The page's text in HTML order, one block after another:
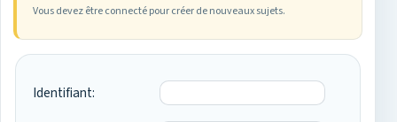
Vous devez être connecté pour créer de nouveaux sujets.
Identifiant: